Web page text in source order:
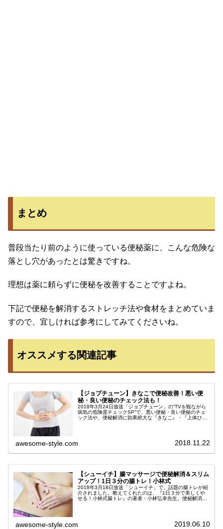
まとめ
普段当たり前のように使っている便秘薬に、こんな危険な
落とし穴があったとは驚きですね。
理想は薬に頼らずに便秘を改善することですよね。
下記で便秘を解消するストレッチ法や食材をまとめていま
すので、宜しければ参考にしてみてくださいね。
オススメする関連記事
【ジョブチューン】きなこで便秘改善！悪い便
秘・良い便秘のチェック法も！
2018年3月24日放送「ジョブチューン」の”TVを観ながら
病気の危険度チェックSP”で、悪い便秘・良い便秘のチェ
ック法や、便秘解消に効果絶大な『きなこ』・『上体ひね
awesome-style.com 2018.11.22
【シューイチ】腸マッサージで便秘解消＆スリム
アップ！1日３分の腸トレ！小林式
2018年3月18日放送「シューイチ」で、話題の腸トレが紹
介されました。教えてくれたのは、『1日３分で美しくや
せる！小林式腸トレ』の著者・小林弘幸先生。便秘解消＆
awesome-style.com 2019.06.10